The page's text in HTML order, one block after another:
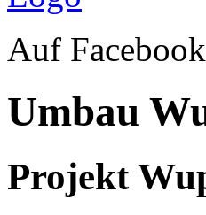
Auf
Umbau
Projekt